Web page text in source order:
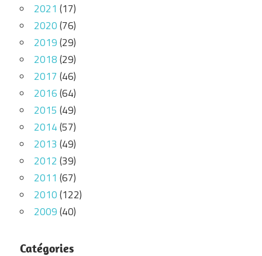
2021 (17)
2020(76)
2019(29)
2018(29)
2017 (46)
2016(64)
2015 (49)
2014(57)
2013 (49)
2012 (39)
2011 (67)
2010(122)
2009(40)
Catégories